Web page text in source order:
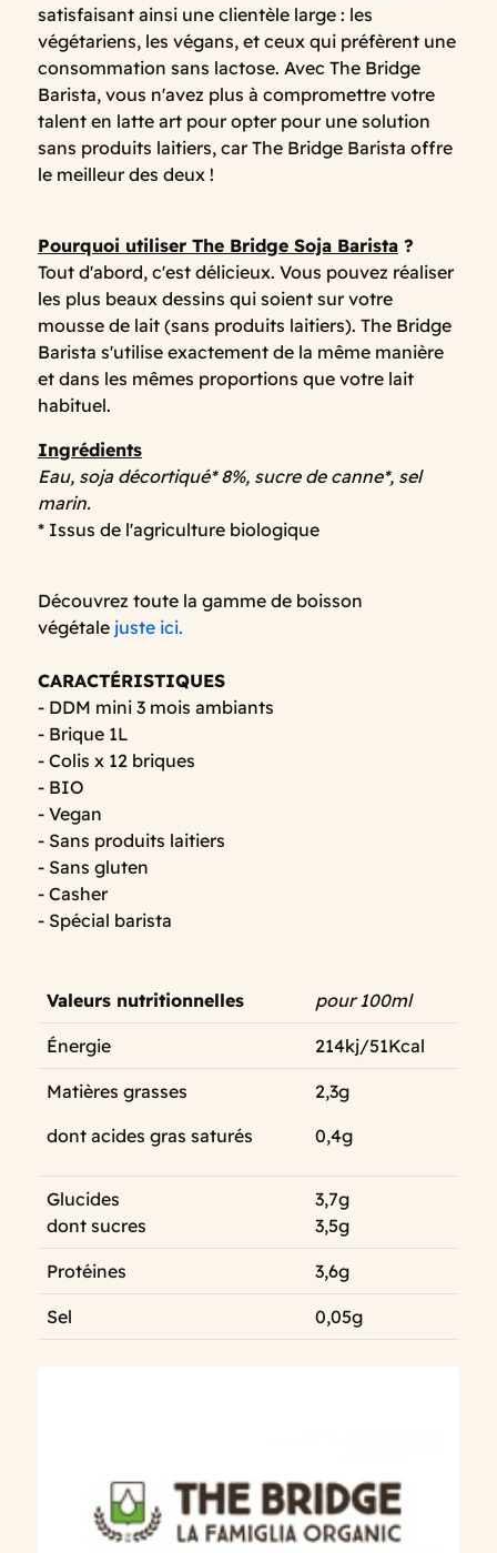
satisfaisant ainsi une clientèle large : les
végétariens, les végans, et ceux qui préfèrent une
consommation sans lactose. Avec The Bridge
Barista, vous n'avez plus à compromettre votre
talent en latte art pour opter pour une solution
sans produits laitiers, car The Bridge Barista offre
le meilleur des deux !
Pourquoi utiliser The Bridge Soja Barista ?
Tout d'abord, c'est délicieux. Vous pouvez réaliser
les plus beaux dessins qui soient sur votre
mousse de lait (sans produits laitiers). The Bridge
Barista s'utilise exactement de la même manière
et dans les mêmes proportions que votre lait
habituel.
Ingrédients
Eau, soja décortiqué* 8%, sucre de canne*, sel
marin.
* Issus de l'agriculture biologique
Découvrez toute la gamme de boisson
végétale juste ici.
CARACTÉRISTIQUES
- DDM mini 3 mois ambiants
- Brique 1L
- Colis x 12 briques
- BIO
- Vegan
- Sans produits laitiers
- Sans gluten
- Casher
- Spécial barista
Valeurs nutritionnelles pour 100ml
Énergie 214kj/51Kcal
Matières grasses
dont acides gras saturés
2,3g
0,4g
Glucides
dont sucres
3,7g
3,5g
Protéines 3,6g
Sel 0,05g